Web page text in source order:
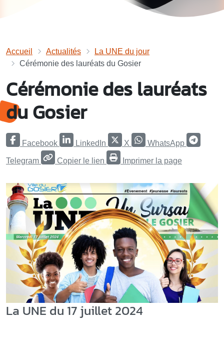
Accueil Actualités
La UNE du jour
Cérémonie des lauréats du Gosier
Cérémonie des lauréats
du Gosier
Facebook LinkedIn X WhatsApp
Telegram Copier le lien Imprimer la page
La UNE du 17 juillet 2024